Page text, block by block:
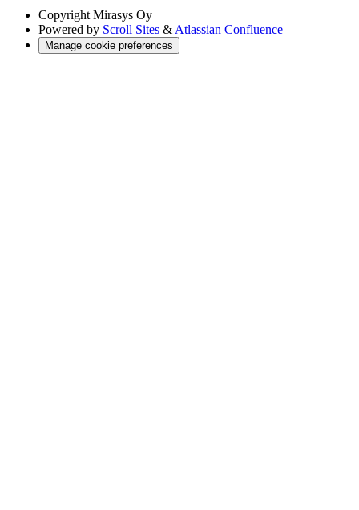
Copyright Mirasys Oy
Powered by Scroll Sites & Atlassian Confluence
Manage cookie preferences